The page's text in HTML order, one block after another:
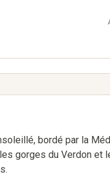
bordé par la
gorges du Verdon